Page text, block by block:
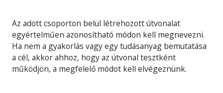
Az adott csoporton belül létrehozott útvonalat
egyértelműen azonosítható módon kell megnevezni.
Ha nem a gyakorlás vagy egy tudásanyag bemutatása
a cél, akkor ahhoz, hogy az útvonal tesztként
működjön, a megfelelő módot kell elvégeznünk.